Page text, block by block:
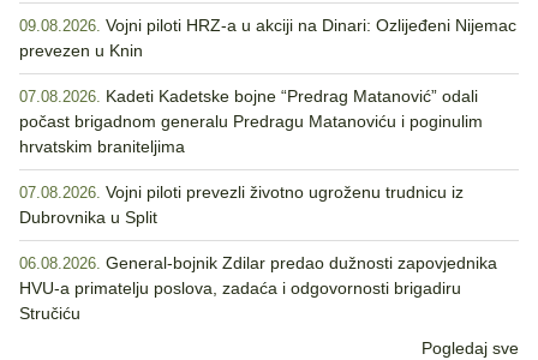
09.08.2026. Vojni piloti HRZ-a u akciji na Dinari: Ozlijeđeni Nijemac
prevezen u Knin
07.08.2026. Kadeti Kadetske bojne “Predrag Matanović” odali
počast brigadnom generalu Predragu Matanoviću i poginulim
hrvatskim braniteljima
07.08.2026. Vojni piloti prevezli životno ugroženu trudnicu iz
Dubrovnika u Split
06.08.2026. General-bojnik Zdilar predao dužnosti zapovjednika
HVU-a primatelju poslova, zadaća i odgovornosti brigadiru
Stručiću
Pogledaj sve